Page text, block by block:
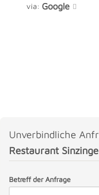
via: Google
Unverbindliche
Restaurant
Betreff der Anfrage